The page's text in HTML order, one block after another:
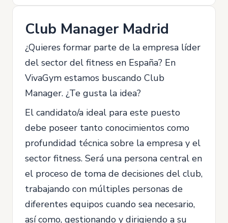
Club Manager Madrid
¿Quieres formar parte de la empresa líder
del sector del fitness en España? En
VivaGym estamos buscando Club
Manager. ¿Te gusta la idea?
El candidato/a ideal para este puesto
debe poseer tanto conocimientos como
profundidad técnica sobre la empresa y el
sector fitness. Será una persona central en
el proceso de toma de decisiones del club,
trabajando con múltiples personas de
diferentes equipos cuando sea necesario,
así como, gestionando y dirigiendo a su